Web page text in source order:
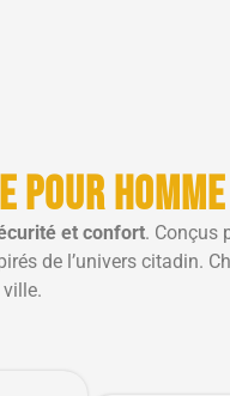
homme
et confort. Conçus
de l’univers citadin.